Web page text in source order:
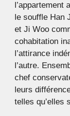
le souffle Han
et Ji Woo
cohabitation
l’attirance
l’autre.
chef
leurs
telles qu’elles